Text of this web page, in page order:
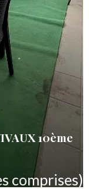
10ème
comprises)